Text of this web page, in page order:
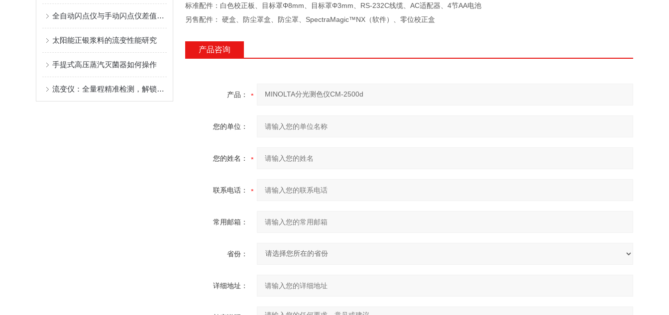
全自动闪点仪与手动闪点仪差值探究
太阳能正银浆料的流变性能研究
​手提式高压蒸汽灭菌器如何操作
流变仪：全量程精准检测，解锁物料流动特性密码
标准配件：白色校正板、目标罩Φ8mm、目标罩Φ3mm、RS-232C线缆、AC适配器、4节AA电池
另售配件： 硬盒、防尘罩盒、防尘罩、SpectraMagic™NX（软件）、零位校正盒
产品咨询
产品：
您的单位：
您的姓名：
联系电话：
常用邮箱：
省份：
详细地址：